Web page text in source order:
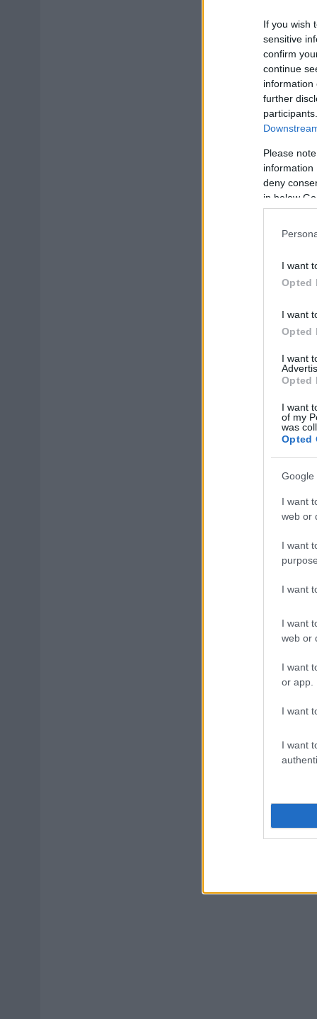
If you wish
sensitive
confirm
continue
information
further
Please
information
deny
in below
I want
Opted
I want
Opted
I want
Opted
I want
of my
was
Opted
Google
I want
web or
I want
I want
I want
web or
I want
or app.
I want
I want